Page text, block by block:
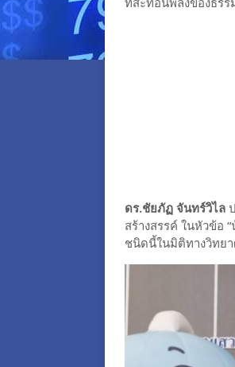
ที่สะท้อนพลังของธร
ดร.ชัยภัฏ จันทร์วิไล
สร้างสรรค์ ในหัวข้อ
ชนิดนี้ในมิติทางวิทย